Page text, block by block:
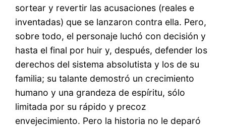
sortear y revertir las acusaciones (reales e
inventadas) que se lanzaron contra ella. Pero,
sobre todo, el personaje luchó con decisión y
hasta el final por huir y, después, defender los
derechos del sistema absolutista y los de su
familia; su talante demostró un crecimiento
humano y una grandeza de espíritu, sólo
limitada por su rápido y precoz
envejecimiento. Pero la historia no le deparó